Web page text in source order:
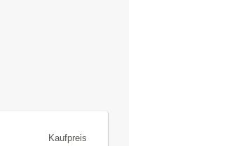
Kaufpreis